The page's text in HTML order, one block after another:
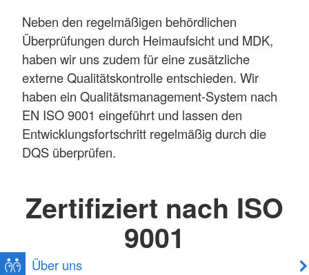
Neben den regelmäßigen behördlichen
Überprüfungen durch Heimaufsicht und MDK,
haben wir uns zudem für eine zusätzliche
externe Qualitätskontrolle entschieden. Wir
haben ein Qualitätsmanagement-System nach
EN ISO 9001 eingeführt und lassen den
Entwicklungsfortschritt regelmäßig durch die
DQS überprüfen.
​​​​​​​Zertifiziert nach ISO
9001
Über uns